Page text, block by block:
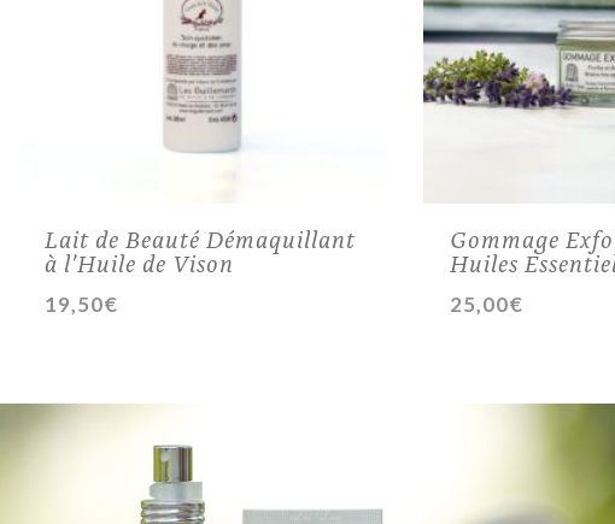
Lait de Beauté Démaquillant
à l’Huile de Vison
19,50€
Gommage
Huiles
25,00€